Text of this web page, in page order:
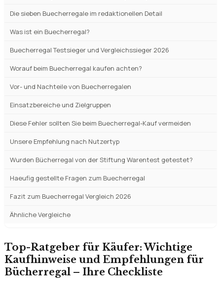
Top-Ratgeber für Käufer: Wichtige
Kaufhinweise und Empfehlungen für
Bücherregal – Ihre Checkliste
Die sieben Buecherregale im redaktionellen Detail
Was ist ein Buecherregal?
Buecherregal Testsieger und Vergleichssieger 2026
Worauf beim Buecherregal kaufen achten?
Vor- und Nachteile von Buecherregalen
Einsatzbereiche und Zielgruppen
Diese Fehler sollten Sie beim Buecherregal-Kauf vermeiden
Unsere Empfehlung nach Nutzertyp
Wurden Bücherregal von der Stiftung Warentest getestet?
Haeufig gestellte Fragen zum Buecherregal
Fazit zum Buecherregal Vergleich 2026
Ähnliche Vergleiche